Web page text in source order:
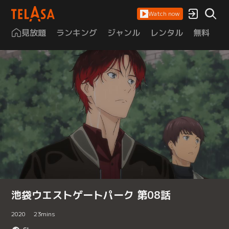
Watch now
見放題 ランキング ジャンル レンタル 無料
池袋ウエストゲートパーク 第08話
2020 23mins